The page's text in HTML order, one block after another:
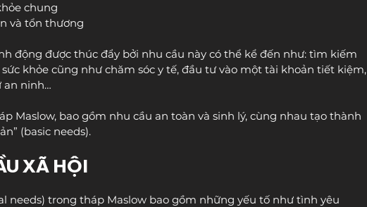
chung
và tổn thương
động được thúc đẩy bởi nhu cầu này có thể kể đến như: tìm kiếm
khỏe cũng như chăm sóc y tế, đầu tư vào một tài khoản tiết kiệm,
an ninh…
Maslow, bao gồm nhu cầu an toàn và sinh lý, cùng nhau tạo thành
(basic needs).
XÃ HỘI
needs) trong tháp Maslow bao gồm những yếu tố như tình yêu